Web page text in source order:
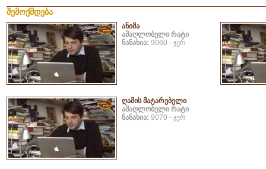
შემოქმდება
ანიმა
ამაღლობელი რატი
ნანახია: 9060 - ჯერ
ღამის მატარებელი
ამაღლობელი რატი
ნანახია: 9070 - ჯერ